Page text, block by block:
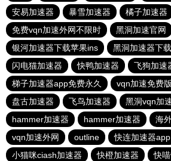
安易加速器
暴雪加速器
橘子加速器
免费vqn加速外网不限时
黑洞加速官网
银河加速器下载苹果ins
黑洞加速器下
闪电猫加速器
快鸭加速器 飞狗加速
梯子加速器app免费永久
vqn加速免费版
盘古加速器
飞鸟加速器 黑洞vqn加
hammer加速器
hammer加速器
海
vqn加速外网
outline
快连加速器app
小猫咪ciash加速器
快橙加速器
快